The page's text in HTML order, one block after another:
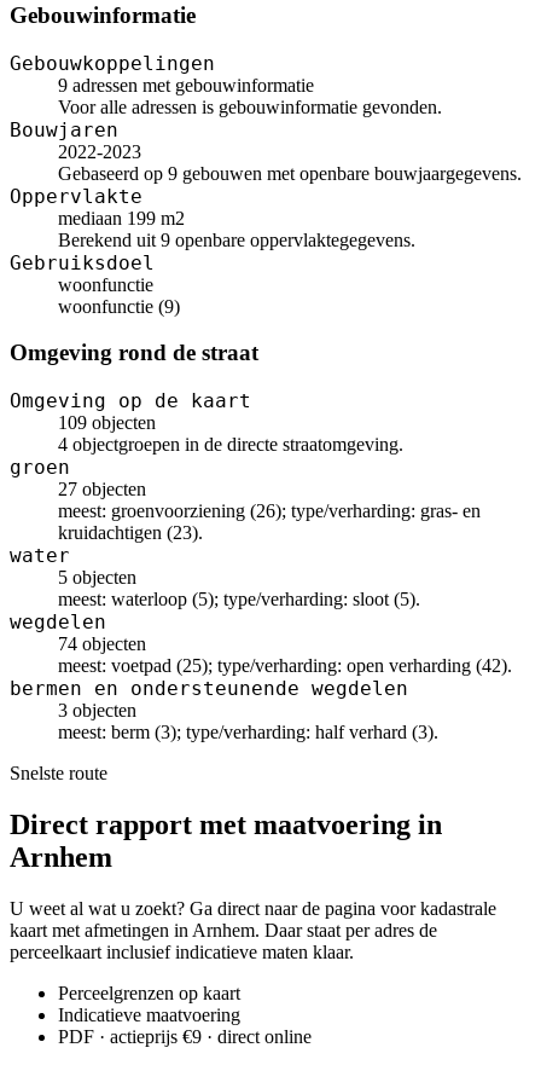
Gebouwinformatie
Gebouwkoppelingen
9 adressen met gebouwinformatie
Voor alle adressen is gebouwinformatie gevonden.
Bouwjaren
2022-2023
Gebaseerd op 9 gebouwen met openbare bouwjaargegevens.
Oppervlakte
mediaan 199 m2
Berekend uit 9 openbare oppervlaktegegevens.
Gebruiksdoel
woonfunctie
woonfunctie (9)
Omgeving rond de straat
Omgeving op de kaart
109 objecten
4 objectgroepen in de directe straatomgeving.
groen
27 objecten
meest: groenvoorziening (26); type/verharding: gras- en
kruidachtigen (23).
water
5 objecten
meest: waterloop (5); type/verharding: sloot (5).
wegdelen
74 objecten
meest: voetpad (25); type/verharding: open verharding (42).
bermen en ondersteunende wegdelen
3 objecten
meest: berm (3); type/verharding: half verhard (3).
Snelste route
Direct rapport met maatvoering in
Arnhem
U weet al wat u zoekt? Ga direct naar de pagina voor kadastrale
kaart met afmetingen in Arnhem. Daar staat per adres de
perceelkaart inclusief indicatieve maten klaar.
Perceelgrenzen op kaart
Indicatieve maatvoering
PDF · actieprijs €9 · direct online